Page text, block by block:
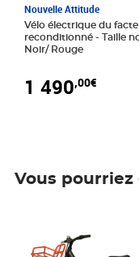
Nouvelle Attitude
Vélo électrique du
reconditionné - Taille normale -
Noir/ Rouge
1 490,00€
Vous